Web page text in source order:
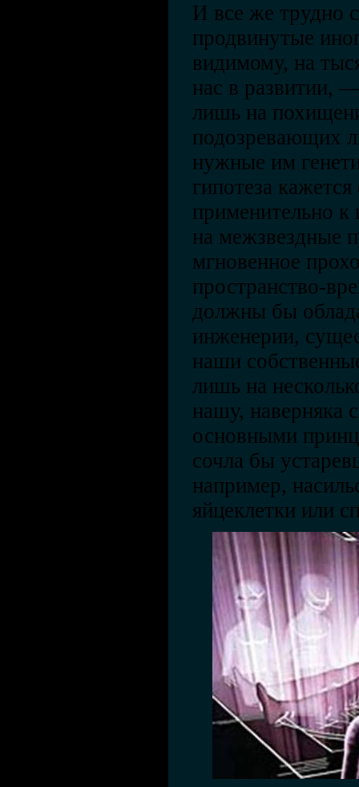
И все же трудно
продвинутые
видимому, на
нас в развитии,
лишь на
подозревающих
нужные им
гипотеза
применительно к
на межзвездные
мгновенное
пространство-
должны бы
инженерии,
наши
лишь на
нашу, наверняка
основными
сочла бы
например,
яйцеклетки или